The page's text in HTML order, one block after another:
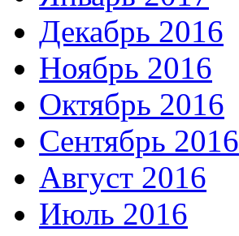
Декабрь 2016
Ноябрь 2016
Октябрь 2016
Сентябрь 2016
Август 2016
Июль 2016